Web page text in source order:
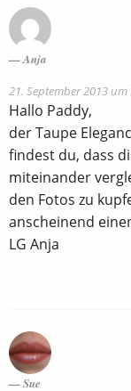
Anja
21. September 2013
Hallo Paddy,
der Taupe
findest du, dass
miteinander
den Fotos zu
anscheinend
LG Anja
Sue